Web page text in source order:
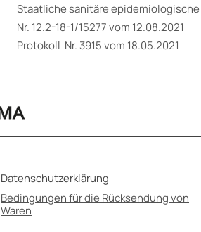
Staatliche sanitäre
Nr. 12.2-18-1/15277 vom 12.08.2021
Protokoll Nr. 3915 vom 18.05.2021
Datenschutzerklärung
Bedingungen für die Rücksendung von
Waren